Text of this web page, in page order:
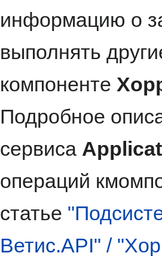
информацию о
выполнять
компоненте
Подробное
сервиса
операций
статье
Ветис.API" /